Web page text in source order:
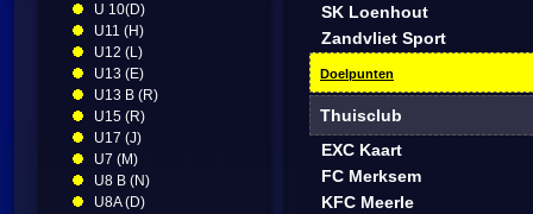
U 10(D)
U11 (H)
U12 (L)
U13 (E)
U13 B (R)
U15 (R)
U17 (J)
U7 (M)
U8 B (N)
U8A (D)
SK Loenhout
Zandvliet Sport
Doelpunten
Thuisclub
EXC Kaart
FC Merksem
KFC Meerle